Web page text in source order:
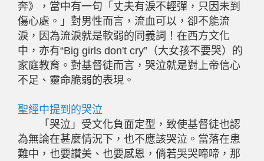
奔》，當中有一句「丈夫有淚不輕彈，只因未到
傷心處。」對男性而言，流血可以，卻不能流
淚，因為流淚就是軟弱的同義詞！在西方文化
中，亦有“Big girls don't cry”（大女孩不要哭）的
家庭教育。對基督徒而言，哭泣就是對上帝信心
不足、靈命脆弱的表現。
聖經中提到的哭泣
「哭泣」受文化負面定型，致使基督徒也認
為無論在甚麼情況下，也不應該哭泣。當落在患
難中，也要讚美、也要感恩，倘若哭哭啼啼，那